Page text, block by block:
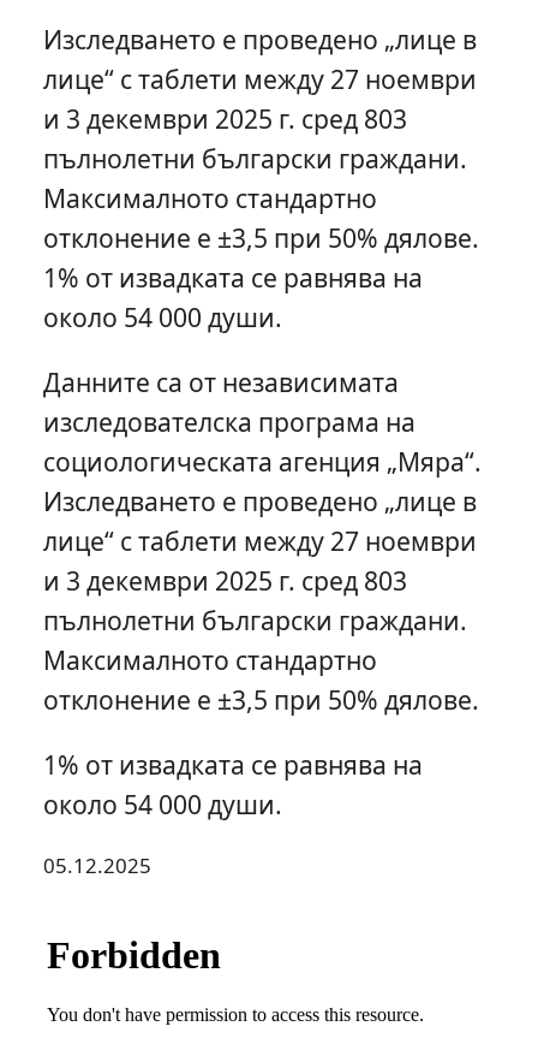
Изследването е проведено „лице в
лице“ с таблети между 27 ноември
и 3 декември 2025 г. сред 803
пълнолетни български граждани.
Максималното стандартно
отклонение е ±3,5 при 50% дялове.
1% от извадката се равнява на
около 54 000 души.
Данните са от независимата
изследователска програма на
социологическата агенция „Мяра“.
Изследването е проведено „лице в
лице“ с таблети между 27 ноември
и 3 декември 2025 г. сред 803
пълнолетни български граждани.
Максималното стандартно
отклонение е ±3,5 при 50% дялове.
1% от извадката се равнява на
около 54 000 души.
05.12.2025